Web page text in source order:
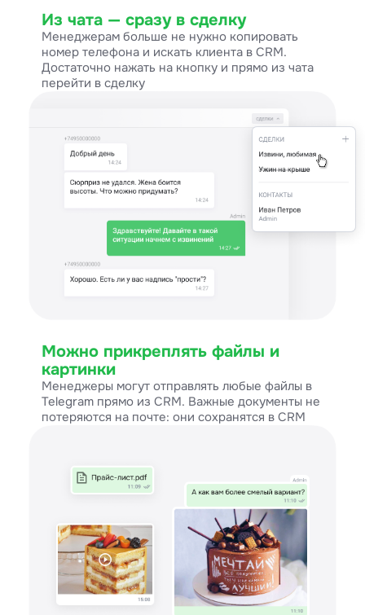
Из чата — сразу в сделку
Менеджерам больше не нужно копировать
номер телефона и искать клиента в CRM.
Достаточно нажать на кнопку и прямо из чата
перейти в сделку
Можно прикреплять файлы и
картинки
Менеджеры могут отправлять любые файлы в
Telegram прямо из CRM. Важные документы не
потеряются на почте: они сохранятся в CRM